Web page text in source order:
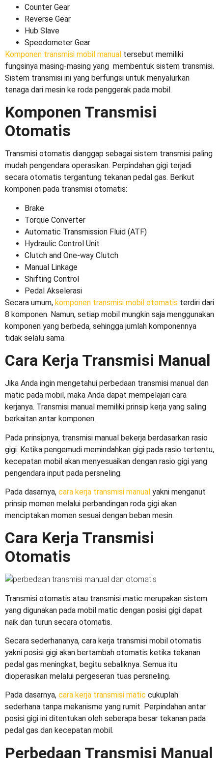
Counter Gear
Reverse Gear
Hub Slave
Speedometer Gear
Komponen transmisi mobil manual tersebut memiliki
fungsinya masing-masing yang membentuk sistem transmisi.
Sistem transmisi ini yang berfungsi untuk menyalurkan
tenaga dari mesin ke roda penggerak pada mobil.
Komponen Transmisi
Otomatis
Transmisi otomatis dianggap sebagai sistem transmisi paling
mudah pengendara operasikan. Perpindahan gigi terjadi
secara otomatis tergantung tekanan pedal gas. Berikut
komponen pada transmisi otomatis:
Brake
Torque Converter
Automatic Transmission Fluid (ATF)
Hydraulic Control Unit
Clutch and One-way Clutch
Manual Linkage
Shifting Control
Pedal Akselerasi
Secara umum, komponen transmisi mobil otomatis terdiri dari
8 komponen. Namun, setiap mobil mungkin saja menggunakan
komponen yang berbeda, sehingga jumlah komponennya
tidak selalu sama.
Cara Kerja Transmisi Manual
Jika Anda ingin mengetahui perbedaan transmisi manual dan
matic pada mobil, maka Anda dapat mempelajari cara
kerjanya. Transmisi manual memiliki prinsip kerja yang saling
berkaitan antar komponen.
Pada prinsipnya, transmisi manual bekerja berdasarkan rasio
gigi. Ketika pengemudi memindahkan gigi pada rasio tertentu,
kecepatan mobil akan menyesuaikan dengan rasio gigi yang
pengendara input pada persneling.
Pada dasarnya, cara kerja transmisi manual yakni menganut
prinsip momen melalui perbandingan roda gigi akan
menciptakan momen sesuai dengan beban mesin.
Cara Kerja Transmisi
Otomatis
Transmisi otomatis atau transmisi matic merupakan sistem
yang digunakan pada mobil matic dengan posisi gigi dapat
naik dan turun secara otomatis.
Secara sederhananya, cara kerja transmisi mobil otomatis
yakni posisi gigi akan bertambah otomatis ketika tekanan
pedal gas meningkat, begitu sebaliknya. Semua itu
dioperasikan melalui pergeseran tuas persneling.
Pada dasarnya, cara kerja transmisi matic cukuplah
sederhana tanpa mekanisme yang rumit. Perpindahan antar
posisi gigi ini ditentukan oleh seberapa besar tekanan pada
pedal gas dan kecepatan mobil.
Perbedaan Transmisi Manual